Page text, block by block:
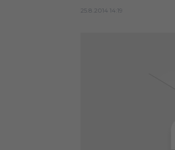
25.8.2014 14:19